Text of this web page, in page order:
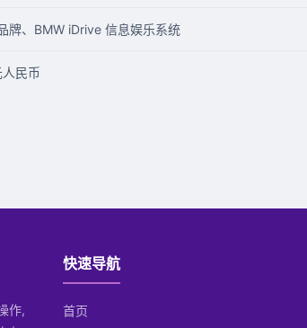
牌、BMW iDrive 信息娱乐系统
民币
作,
快速导航
首页